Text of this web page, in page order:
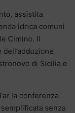
assistita
idrica comuni
Cimino. Il
di Sicilia e
la conferenza
senza